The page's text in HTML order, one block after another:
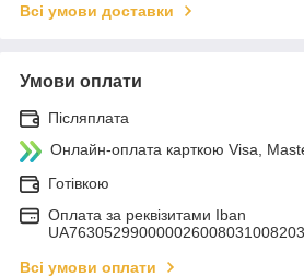
Всі умови доставки
Умови оплати
Післяплата
Онлайн-оплата карткою Visa,
Готівкою
Оплата за реквізитами Iban
UA763052990000026008031008203
Всі умови оплати